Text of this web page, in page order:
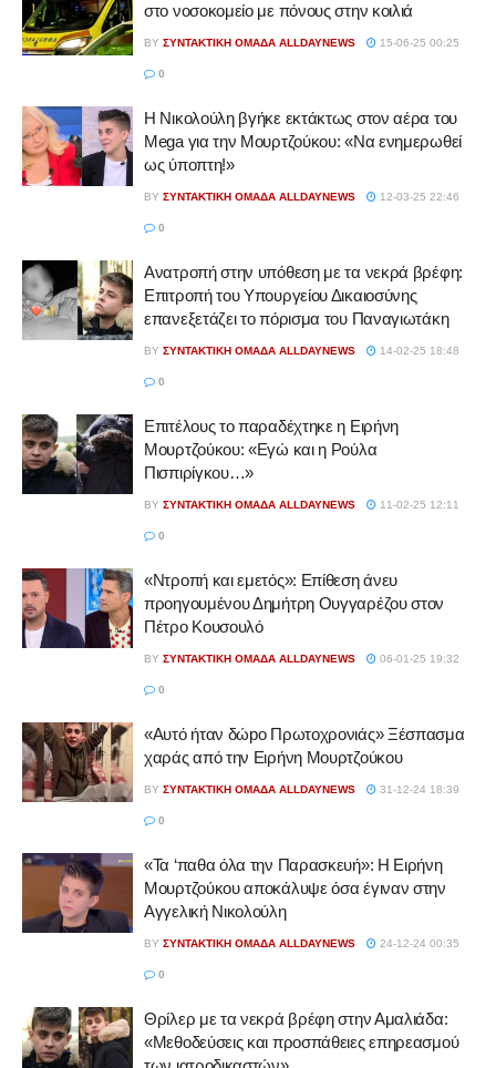
στο νοσοκομείο με πόνους στην κοιλιά
BY ΣΥΝΤΑΚΤΙΚΉ ΟΜΆΔΑ ALLDAYNEWS 15-06-25 00:25
0
Η Νικολούλη βγήκε εκτάκτως στον αέρα του
Mega για την Μουρτζούκου: «Να ενημερωθεί
ως ύποπτη!»
BY ΣΥΝΤΑΚΤΙΚΉ ΟΜΆΔΑ ALLDAYNEWS 12-03-25 22:46
0
Ανατροπή στην υπόθεση με τα νεκρά βρέφη:
Επιτροπή του Υπουργείου Δικαιοσύνης
επανεξετάζει το πόρισμα του Παναγιωτάκη
BY ΣΥΝΤΑΚΤΙΚΉ ΟΜΆΔΑ ALLDAYNEWS 14-02-25 18:48
0
Επιτέλους το παραδέχτηκε η Ειρήνη
Μουρτζούκου: «Εγώ και η Ρούλα
Πισπιρίγκου…»
BY ΣΥΝΤΑΚΤΙΚΉ ΟΜΆΔΑ ALLDAYNEWS 11-02-25 12:11
0
«Ντροπή και εμετός»: Επίθεση άνευ
προηγουμένου Δημήτρη Ουγγαρέζου στον
Πέτρο Κουσουλό
BY ΣΥΝΤΑΚΤΙΚΉ ΟΜΆΔΑ ALLDAYNEWS 06-01-25 19:32
0
«Αυτό ήταν δώpο Πρωτοχρονιάς» Ξέσπασμα
χαράς από την Ειρήνη Μουρτζούκου
BY ΣΥΝΤΑΚΤΙΚΉ ΟΜΆΔΑ ALLDAYNEWS 31-12-24 18:39
0
«Τα ‘παθα όλα την Παρασκευή»: Η Ειρήνη
Μουρτζούκου αποκάλυψε όσα έγιναν στην
Αγγελική Νικολούλη
BY ΣΥΝΤΑΚΤΙΚΉ ΟΜΆΔΑ ALLDAYNEWS 24-12-24 00:35
0
Θρίλερ με τα νεκρά βρέφη στην Αμαλιάδα:
«Μεθοδεύσεις και προσπάθειες επηρεασμού